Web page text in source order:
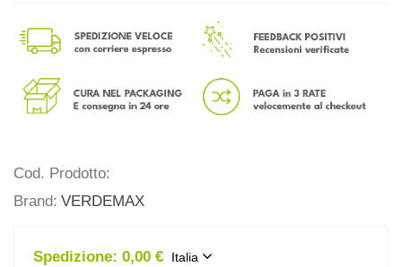
Cod. Prodotto:
Brand: VERDEMAX
Spedizione: 0,00 € Italia